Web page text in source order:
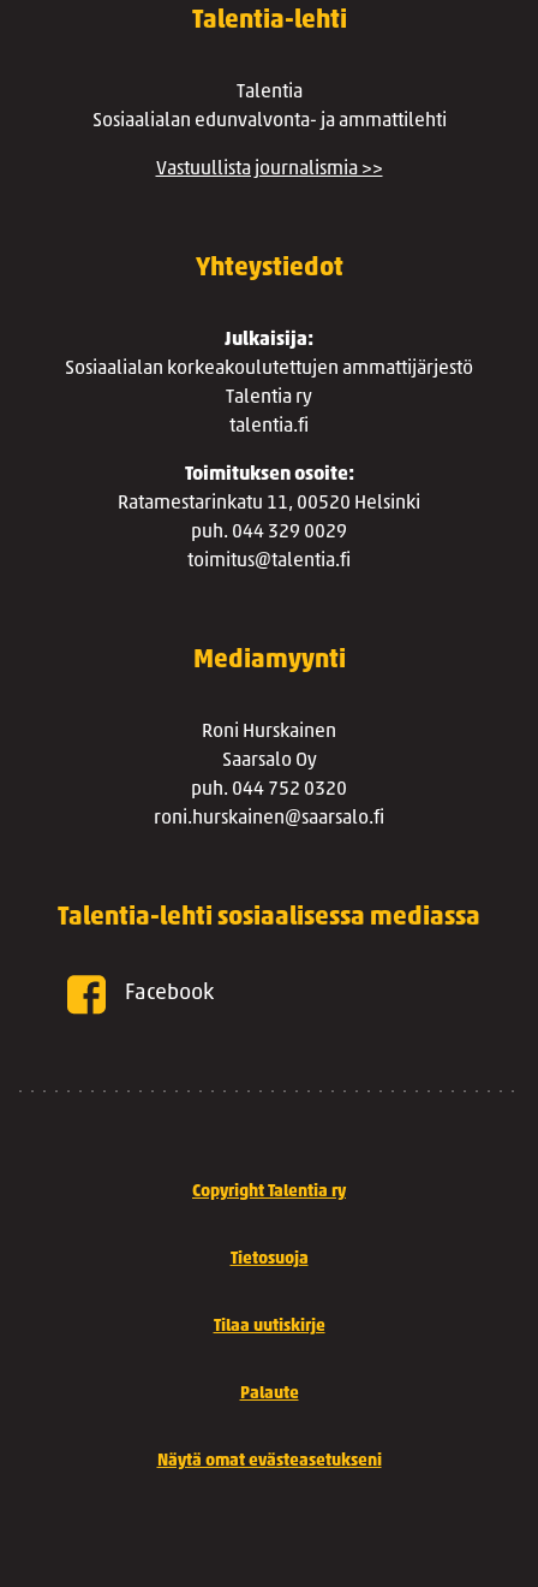
Talentia-lehti
Talentia
Sosiaalialan edunvalvonta- ja ammattilehti
Vastuullista journalismia >>
Yhteystiedot
Julkaisija:
Sosiaalialan korkeakoulutettujen ammattijärjestö
Talentia ry
talentia.fi
Toimituksen osoite:
Ratamestarinkatu 11, 00520 Helsinki
puh. 044 329 0029
toimitus@talentia.fi
Mediamyynti
Roni Hurskainen
Saarsalo Oy
puh. 044 752 0320
roni.hurskainen@saarsalo.fi
Talentia-lehti sosiaalisessa mediassa
Facebook
Copyright Talentia ry
Tietosuoja
Tilaa uutiskirje
Palaute
Näytä omat evästeasetukseni